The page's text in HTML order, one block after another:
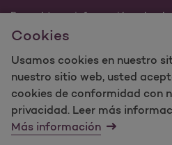
Cookies
Usamos cookies en nuestro
nuestro sitio web, usted
cookies de conformidad con
privacidad. Leer más
Más información
Para obtener información sobre
Healthcare Medicaid y Medicare,
MolinaHealthcare.com.
©2023 Molina Healthcare, Inc.
reservados.
Molina -Términos de uso y
mapa del sitio sobre privacidad